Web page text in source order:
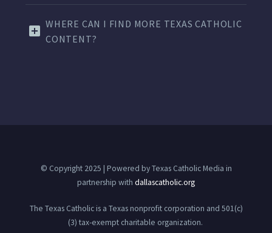
WHERE CAN I FIND MORE TEXAS CATHOLIC
CONTENT?
© Copyright 2025 | Powered by Texas Catholic Media in
partnership with dallascatholic.org
The Texas Catholic is a Texas nonprofit corporation and 501(c)
(3) tax-exempt charitable organization.